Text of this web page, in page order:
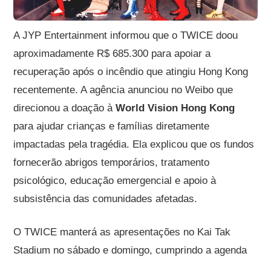
A JYP Entertainment informou que o TWICE doou
aproximadamente R$ 685.300 para apoiar a
recuperação após o incêndio que atingiu Hong Kong
recentemente. A agência anunciou no Weibo que
direcionou a doação àWorld Vision Hong Kong
para ajudar crianças e famílias diretamente
impactadas pela tragédia. Ela explicou que os fundos
fornecerão abrigos temporários, tratamento
psicológico, educação emergencial e apoio à
subsistência das comunidades afetadas.
O TWICE manterá as apresentações no Kai Tak
Stadium no sábado e domingo, cumprindo a agenda